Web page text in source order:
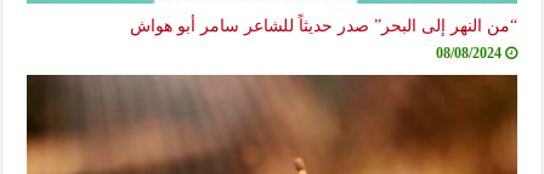
“من النهر إلى البحر” صدر حديثاً للشاعر سامر أبو هواش
08/08/2024